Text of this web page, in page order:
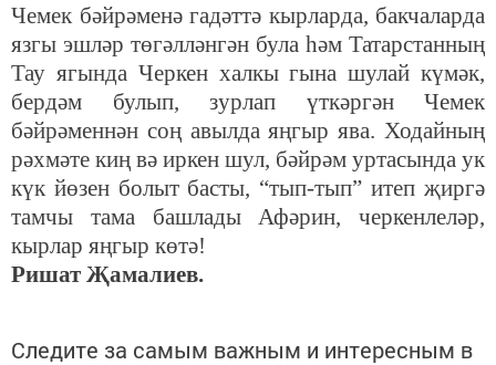
Чемек бәйрәменә гадәттә кырларда, бакчаларда
язгы эшләр төгәлләнгән була һәм Татарстанның
Тау ягында Черкен халкы гына шулай күмәк,
бердәм булып, зурлап үткәргән Чемек
бәйрәменнән соң авылда яңгыр ява. Ходайның
рәхмәте киң вә иркен шул, бәйрәм уртасында ук
күк йөзен болыт басты, “тып-тып” итеп җиргә
тамчы тама башлады Афәрин, черкенлеләр,
кырлар яңгыр көтә!
Ришат Җамалиев.
Следите за самым важным и интересным в